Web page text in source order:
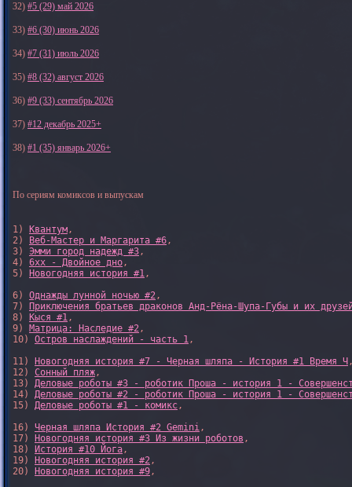
32) #5 (29) май 2026
33) #6 (30) июнь 2026
34) #7 (31) июль 2026
35) #8 (32) август 2026
36) #9 (33) сентябрь 2026
37) #12 декабрь 2025+
38) #1 (35) январь 2026+
По сериям комиксов и выпускам
1) Квантум,
2)
Веб-Мастер и Маргарита #6,
3) Эмми город надежд #3,
4) 6xx - Двойное дно,
5)
Новогодняя история #1,
6) Однажды лунной ночью #2,
7)
Приключения братьев драконов Анд-Рёна-Шупа-Губы и их
8)
Кыся #1,
9) Матрица: Наследие #2,
10) Остров наслаждений - часть 1,
11)
Новогодняя история #7 - Черная шляпа - История #1 Время Ч
12) Сонный пляж,
13) Деловые роботы #3 - роботик Проша - история 1 -
14) Деловые роботы #2 - роботик Проша - история 1 -
15) Деловые роботы #1 - комикс,
16) Черная шляпа История #2 Gemini,
17)
Новогодняя история #3 Из жизни роботов ,
18)
История #10 Йога,
19)
Новогодняя история #2,
20)
Новогодняя история #9,